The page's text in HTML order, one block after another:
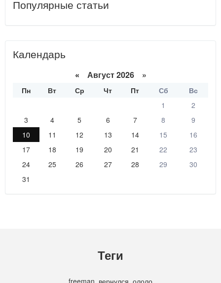
Популярные статьи
Календарь
« Август 2026 »
Пн Вт Ср Чт Пт Сб
Вс
1
2
3
4 5 6 7 8
9
10
11 12 13 14 15
16
17
18 19 20 21 22
23
24
25 26 27 28 29
30
31
Теги